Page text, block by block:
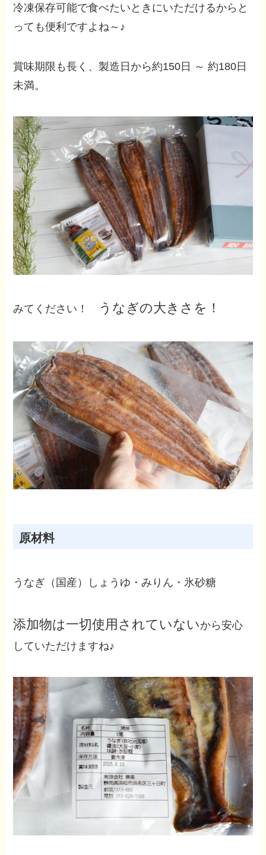
冷凍保存可能で食べたいときにいただけるからと
っても便利ですよね～♪
賞味期限も長く、製造日から約150日 ～ 約180日
未満。
みてください！ うなぎの大きさを！
原材料
うなぎ（国産）しょうゆ・みりん・氷砂糖
添加物は一切使用されていないから安心
していただけますね♪